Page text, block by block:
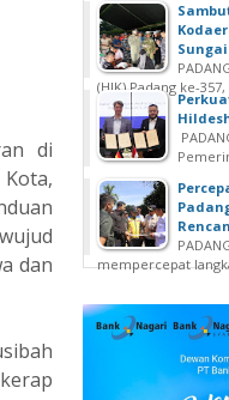
di
dan
(HJK) Padang ke-
mempercepat